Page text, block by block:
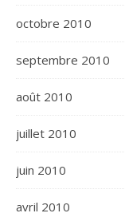
octobre 2010
septembre 2010
août 2010
juillet 2010
juin 2010
avril 2010